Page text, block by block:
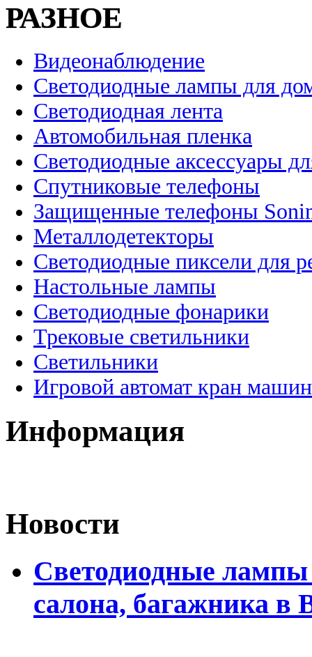
РАЗНОЕ
Видеонаблюдение
Светодиодные лампы для
Светодиодная лента
Автомобильная пленка
Светодиодные аксессуары
Спутниковые телефоны
Защищенные телефоны
Металлодетекторы
Светодиодные пиксели для
Настольные лампы
Светодиодные фонарики
Трековые светильники
Светильники
Игровой автомат кран
Информация
Новости
Светодиодные лампы
салона, багажника в